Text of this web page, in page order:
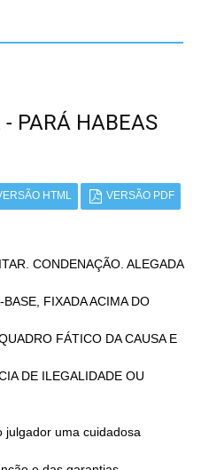
PARÁ HABEAS
HTML VERSÃO PDF
CONDENAÇÃO. ALEGADA